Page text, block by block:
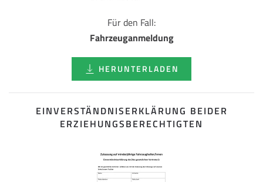
Für den Fall:
Fahrzeuganmeldung
HERUNTERLADEN
EINVERSTÄNDNISERKLÄRUNG BEIDER
ERZIEHUNGSBERECHTIGTEN